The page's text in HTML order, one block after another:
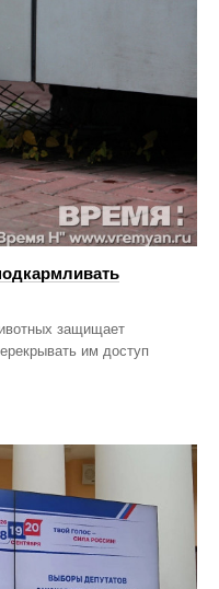
защищает
им доступ